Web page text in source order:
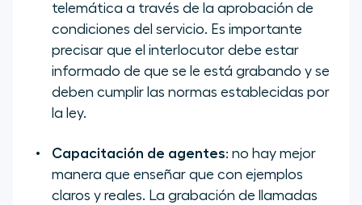
telemática a través de la aprobación de
condiciones del servicio. Es importante
precisar que el interlocutor debe estar
informado de que se le está grabando y se
deben cumplir las normas establecidas por
la ley.
Capacitación de agentes: no hay mejor
manera que enseñar que con ejemplos
claros y reales. La grabación de llamadas